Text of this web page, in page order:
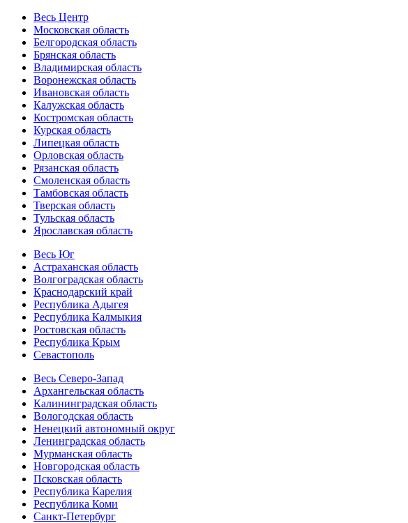
Весь Центр
Московская область
Белгородская область
Брянская область
Владимирская область
Воронежская область
Ивановская область
Калужская область
Костромская область
Курская область
Липецкая область
Орловская область
Рязанская область
Смоленская область
Тамбовская область
Тверская область
Тульская область
Ярославская область
Весь Юг
Астраханская область
Волгоградская область
Краснодарский край
Республика Адыгея
Республика Калмыкия
Ростовская область
Республика Крым
Севастополь
Весь Северо-Запад
Архангельская область
Калининградская область
Вологодская область
Ненецкий автономный округ
Ленинградская область
Мурманская область
Новгородская область
Псковская область
Республика Карелия
Республика Коми
Санкт-Петербург